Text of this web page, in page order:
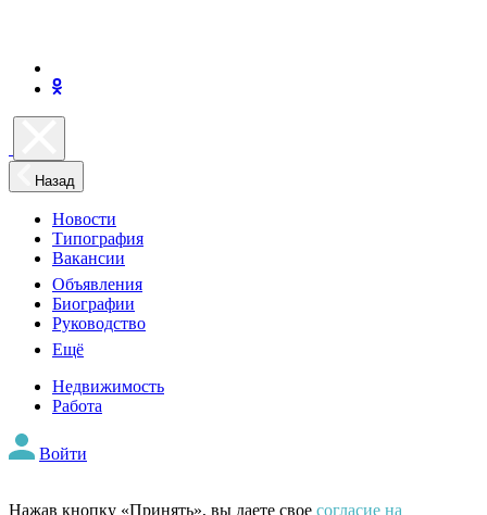
Назад
Новости
Типография
Вакансии
Объявления
Биографии
Руководство
Ещё
Недвижимость
Работа
Войти
Нажав кнопку «Принять», вы даете свое согласие на